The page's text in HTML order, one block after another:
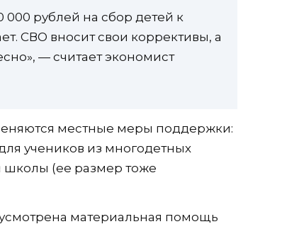
000 рублей на сбор детей к
СВО вносит свои коррективы, а
— считает экономист
местные меры поддержки:
учеников из многодетных
школы (ее размер тоже
материальная помощь